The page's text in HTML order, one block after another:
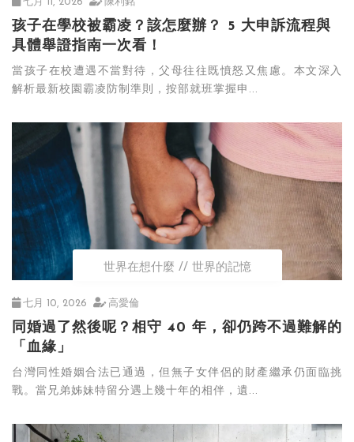
孩子在學校被霸凌？該怎麼辦？ 5 大申訴流程與
具體舉證指南一次看！
當孩子在校遭遇不當對待，父母往往既憤怒又焦慮。本文深入
解析最新校園霸凌防制準則，按部就班掌握申...
世界在想什麼 世界的記憶
七月 10, 2026 高愛倫
同婚過了然後呢？相守 40 年，卻仍跨不過難解的
「血緣」
台灣同性婚姻合法已通過，但無子女伴侶的財產繼承仍面臨挑
戰。當兄弟姊妹特留分遇上幾十年的相伴，遺...